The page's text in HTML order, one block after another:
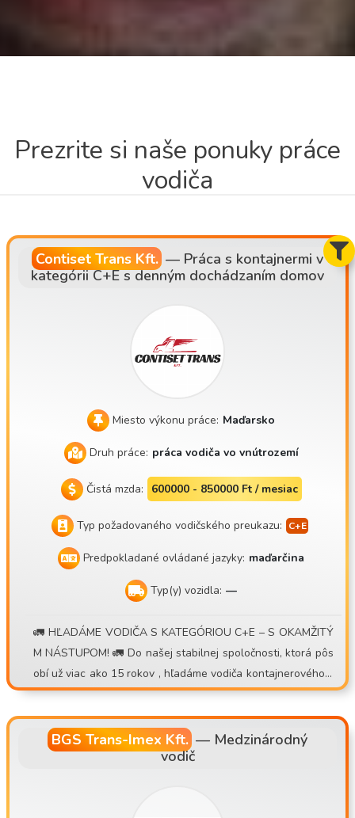
Prezrite si naše ponuky práce
vodiča
Contiset Trans Kft. — Práca s kontajnermi v
kategórii C+E s denným dochádzaním domov
Miesto výkonu práce: Maďarsko
Druh práce: práca vodiča vo vnútrozemí
Čistá mzda: 600000 - 850000 Ft / mesiac
Typ požadovaného vodičského preukazu:
Predpokladané ovládané jazyky: maďarčina
Typ(y) vozidla: —
🚛 HĽADÁME VODIČA S KATEGÓRIOU C+E – S OKAMŽITÝ
M NÁSTUPOM! 🚛 Do našej stabilnej spoločnosti, ktorá pôs
obí už viac ako 15 rokov , hľadáme vodiča kontajnerového v
ozidla na denný dochádzkový alebo týždenný pracovný reži
m . 💰 Čo ponúkame: • Možnosť zárobku 30 000 – 40 000 Ft/
deň • Prémiový systém s odmenou za obrat • V prípade mal
ých medzinárodných prepráv dodatočný denný príplatok • E
BGS Trans-Imex Kft. — Medzinárodný
vodič